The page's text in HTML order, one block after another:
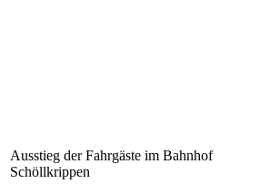
Ausstieg der Fahrgäste im Bahnhof
Schöllkrippen